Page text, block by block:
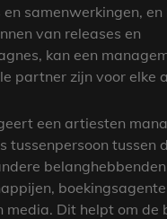
samenwerkingen, en
van releases en
kan een
partner zijn voor elke
een artiesten
tussenpersoon tussen
media. Dit helpt om de